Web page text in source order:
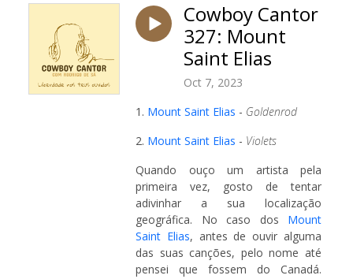
Cowboy Cantor
327: Mount
Saint Elias
Oct 7, 2023
1. Mount Saint Elias - Goldenrod
2. Mount Saint Elias - Violets
Quando ouço um artista pela
primeira vez, gosto de tentar
adivinhar a sua localização
geográfica. No caso dos Mount
Saint Elias, antes de ouvir alguma
das suas canções, pelo nome até
pensei que fossem do Canadá.